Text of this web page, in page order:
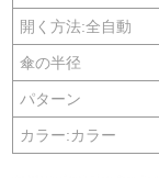
開く方法:全自動
傘の半径
パターン
カラー:カラー